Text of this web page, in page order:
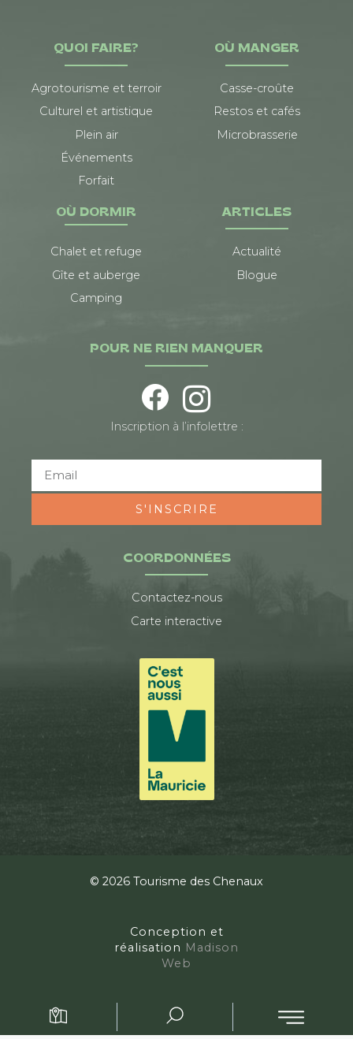
QUOI FAIRE?
Agrotourisme et terroir
Culturel et artistique
Plein air
Événements
Forfait
OÙ MANGER
Casse-croûte
Restos et cafés
Microbrasserie
OÙ DORMIR
Chalet et refuge
Gîte et auberge
Camping
ARTICLES
Actualité
Blogue
COORDONNÉES
Contactez-nous
Carte interactive
POUR NE RIEN MANQUER
Inscription à l’infolettre :
S'INSCRIRE
© 2026 Tourisme des Chenaux
Conception et
réalisation Madison
Web